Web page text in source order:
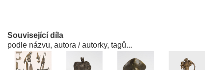
Související díla
podle názvu, autora / autorky, tagů...